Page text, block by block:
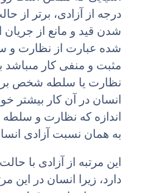
درجه از آزادى، برتر از
شدن قید و مانع از جریان
شده عبارت از نظارت
مثبت و منفى کار مى‏باشد
نظارت یا سلطه شخص بر
انسان در آن کار بیشتر
اندازه که نظارت و
به همان نسبت آزادى
این مرتبه از آزادى با
دارد، زیرا انسان در این